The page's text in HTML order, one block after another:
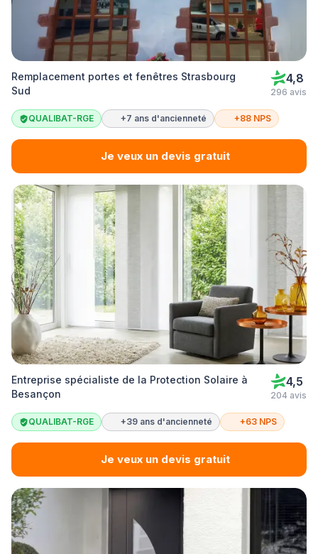
Remplacement portes et fenêtres Strasbourg
Sud
4,8
296 avis
QUALIBAT-RGE +7 ans d'ancienneté +88 NPS
Je veux un devis gratuit
Entreprise spécialiste de la Protection Solaire à
Besançon
4,5
204 avis
QUALIBAT-RGE +39 ans d'ancienneté +63 NPS
Je veux un devis gratuit